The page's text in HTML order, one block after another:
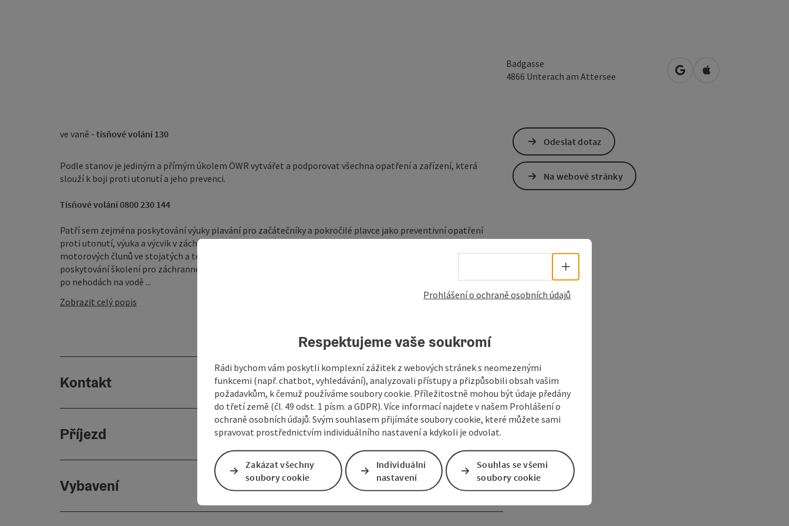
Badgasse
4866 Unterach am Attersee Otevřít v Mapách Google
Otevřít v Mapách
ve vaně - tísňové volání 130
Podle stanov je jediným a přímým úkolem ÖWR vytvářet a podporovat všechna opatření a zařízení, která
slouží k boji proti utonutí a jeho prevenci.
Tísňové volání 0800 230 144
Patří sem zejména poskytování výuky plavání pro začátečníky a pokročilé plavce jako preventivní opatření
proti utonutí, výuka a výcvik v záchranářství, potápění, záchranném potápění a provozování veslic a
motorových člunů ve stojatých a tekoucích vodách (v případě potřeby v regionu také na bílé vodě), jakož i
poskytování školení pro záchranné služby ÖWR a další zainteresované strany v oblasti opatření první pomoci
po nehodách na vodě ...
Zobrazit celý popis
Kontakt
Příjezd
Vybavení
Odeslat dotaz
Na webové stránky
Volba jazyka - Otevřít menu
Prohlášení o ochraně osobních údajů
Respektujeme vaše soukromí
Rádi bychom vám poskytli komplexní zážitek z webových stránek s neomezenými
funkcemi (např. chatbot, vyhledávání), analyzovali přístupy a přizpůsobili obsah vašim
požadavkům, k čemuž používáme soubory cookie. Příležitostně mohou být údaje předány
do třetí země (čl. 49 odst. 1 písm. a GDPR). Více informací najdete v našem Prohlášení o
ochraně osobních údajů. Svým souhlasem přijímáte soubory cookie, které můžete sami
spravovat prostřednictvím individuálního nastavení a kdykoli je odvolat.
Zakázat všechny
soubory cookie
Individuální
nastavení
Souhlas se všemi
soubory cookie